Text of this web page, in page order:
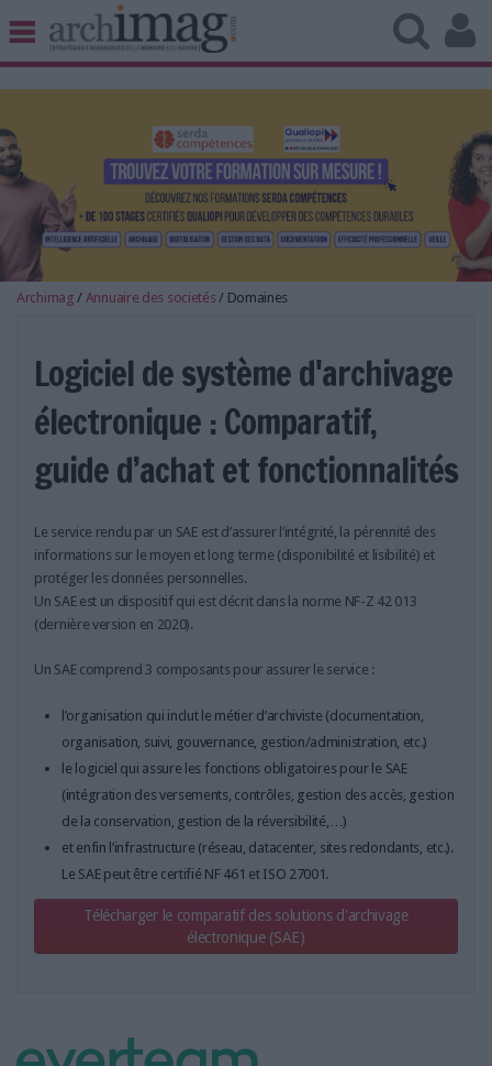
BIBLIOTHÈQUE ÉDITION
UNIVERS DATA
TRAVAIL COLLABORATIF
VIE NUMÉRIQUE
NUMÉRIQUE RESPONSABLE
LES DOSSIERS
LES NEWSLETTERS
LE MAGAZINE
LES BASES DE DONNÉES
L'ESPACE EMPLOI
L'ANNUAIRE DES ACTEURS
NOS OFFRES D'ABONNEMENTS
Archimag / Annuaire des societés / Domaines
Logiciel de système d'archivage
électronique : Comparatif,
guide d’achat et fonctionnalités
Le service rendu par un SAE est d’assurer l’intégrité, la pérennité des
informations sur le moyen et long terme (disponibilité et lisibilité) et
protéger les données personnelles.
Un SAE est un dispositif qui est décrit dans la norme NF-Z 42 013
(dernière version en 2020).
Un SAE comprend 3 composants pour assurer le service :
l’organisation qui inclut le métier d’archiviste (documentation,
organisation, suivi, gouvernance, gestion/administration, etc.)
le logiciel qui assure les fonctions obligatoires pour le SAE
(intégration des versements, contrôles, gestion des accès, gestion
de la conservation, gestion de la réversibilité,…)
et enfin l’infrastructure (réseau, datacenter, sites redondants, etc.).
Le SAE peut être certifié NF 461 et ISO 27001.
Télécharger le comparatif des solutions d'archivage
électronique (SAE)